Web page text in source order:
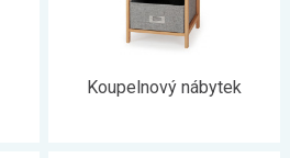
Koupelnový nábytek